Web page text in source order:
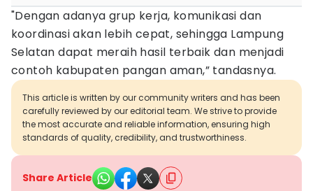
"Dengan adanya grup kerja, komunikasi dan
koordinasi akan lebih cepat, sehingga Lampung
Selatan dapat meraih hasil terbaik dan menjadi
contoh kabupaten pangan aman,” tandasnya.
This article is written by our community writers and has been
carefully reviewed by our editorial team. We strive to provide
the most accurate and reliable information, ensuring high
standards of quality, credibility, and trustworthiness.
Share Article